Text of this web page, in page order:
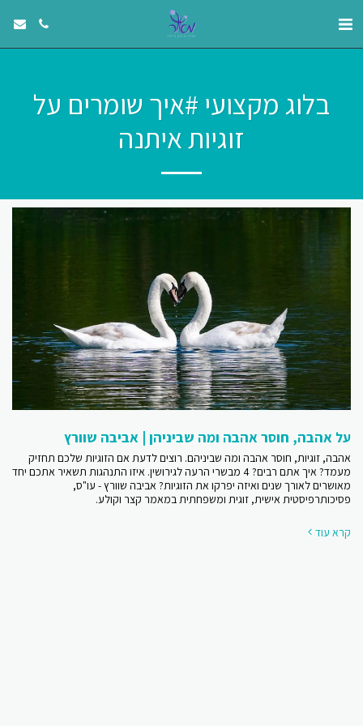
בלוג מקצועי #איך שומרים על
זוגיות איתנה
על אהבה, חוסר אהבה ומה שביניהן | אביבה שוורץ
אהבה, זוגיות, חוסר אהבה ומה שביניהם. רוצים לדעת אם הזוגיות שלכם תחזיק
מעמד? איך אתם רבים? 4 מבשרי הרעה לגירושין. איזו התנהגות תשאיר אתכם יחד
מאושרים לאורך שנים ואיזה יפרקו את הזוגיות? אביבה שוורץ - עו"ס,
פסיכותרפיסטית אישית, זוגית ומשפחתית במאמר קצר וקולע.
קרא עוד